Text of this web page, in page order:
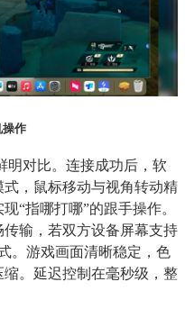
操作
明对比。连接成功后，软
，鼠标移动与视角转动精
“指哪打哪”的跟手操作。
输，若双方设备屏幕支持
。游戏画面清晰稳定，色
。延迟控制在毫秒级，整